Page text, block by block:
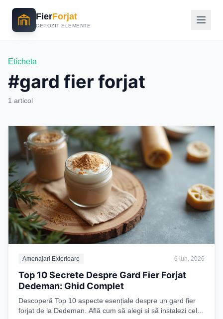
FierForjat
DEPOZIT ELEMENTE
Eticheta
#gard fier forjat
1 articol
Amenajari Exterioare 6 iun. 2026
Top 10 Secrete Despre Gard Fier Forjat
Dedeman: Ghid Complet
Descoperă Top 10 aspecte esențiale despre un gard fier
forjat de la Dedeman. Află cum să alegi și să instalezi cel